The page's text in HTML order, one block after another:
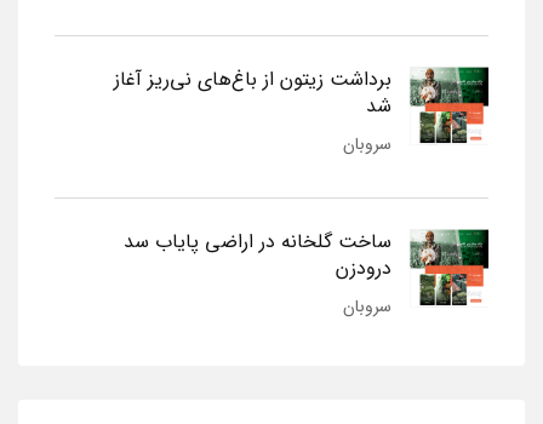
برداشت زیتون از باغ‌های نی‌ریز آغاز
شد
سروبان
ساخت گلخانه در اراضی پایاب سد
درودزن
سروبان